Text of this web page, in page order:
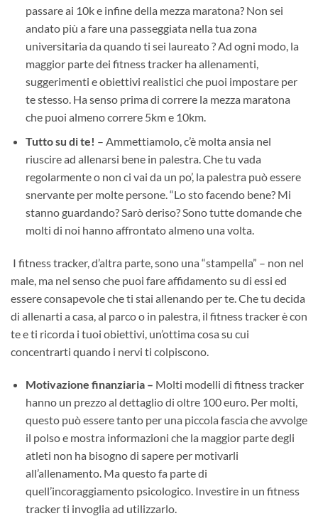
passare ai 10k e infine della mezza maratona? Non sei
andato più a fare una passeggiata nella tua zona
universitaria da quando ti sei laureato ? Ad ogni modo, la
maggior parte dei fitness tracker ha allenamenti,
suggerimenti e obiettivi realistici che puoi impostare per
te stesso. Ha senso prima di correre la mezza maratona
che puoi almeno correre 5km e 10km.
Tutto su di te! – Ammettiamolo, c’è molta ansia nel
riuscire ad allenarsi bene in palestra. Che tu vada
regolarmente o non ci vai da un po’, la palestra può essere
snervante per molte persone. “Lo sto facendo bene? Mi
stanno guardando? Sarò deriso? Sono tutte domande che
molti di noi hanno affrontato almeno una volta.
I fitness tracker, d’altra parte, sono una “stampella” – non nel
male, ma nel senso che puoi fare affidamento su di essi ed
essere consapevole che ti stai allenando per te. Che tu decida
di allenarti a casa, al parco o in palestra, il fitness tracker è con
te e ti ricorda i tuoi obiettivi, un’ottima cosa su cui
concentrarti quando i nervi ti colpiscono.
Motivazione finanziaria – Molti modelli di fitness tracker
hanno un prezzo al dettaglio di oltre 100 euro. Per molti,
questo può essere tanto per una piccola fascia che avvolge
il polso e mostra informazioni che la maggior parte degli
atleti non ha bisogno di sapere per motivarli
all’allenamento. Ma questo fa parte di
quell’incoraggiamento psicologico. Investire in un fitness
tracker ti invoglia ad utilizzarlo.